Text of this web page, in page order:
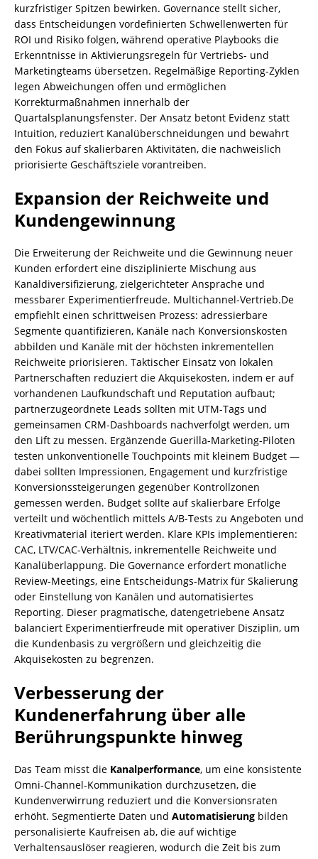
kurzfristiger Spitzen bewirken. Governance stellt sicher,
dass Entscheidungen vordefinierten Schwellenwerten für
ROI und Risiko folgen, während operative Playbooks die
Erkenntnisse in Aktivierungsregeln für Vertriebs- und
Marketingteams übersetzen. Regelmäßige Reporting-Zyklen
legen Abweichungen offen und ermöglichen
Korrekturmaßnahmen innerhalb der
Quartalsplanungsfenster. Der Ansatz betont Evidenz statt
Intuition, reduziert Kanalüberschneidungen und bewahrt
den Fokus auf skalierbaren Aktivitäten, die nachweislich
priorisierte Geschäftsziele vorantreiben.
Expansion der Reichweite und
Kundengewinnung
Die Erweiterung der Reichweite und die Gewinnung neuer
Kunden erfordert eine disziplinierte Mischung aus
Kanaldiversifizierung, zielgerichteter Ansprache und
messbarer Experimentierfreude. Multichannel-Vertrieb.De
empfiehlt einen schrittweisen Prozess: adressierbare
Segmente quantifizieren, Kanäle nach Konversionskosten
abbilden und Kanäle mit der höchsten inkrementellen
Reichweite priorisieren. Taktischer Einsatz von lokalen
Partnerschaften reduziert die Akquisekosten, indem er auf
vorhandenen Laufkundschaft und Reputation aufbaut;
partnerzugeordnete Leads sollten mit UTM-Tags und
gemeinsamen CRM-Dashboards nachverfolgt werden, um
den Lift zu messen. Ergänzende Guerilla-Marketing-Piloten
testen unkonventionelle Touchpoints mit kleinem Budget —
dabei sollten Impressionen, Engagement und kurzfristige
Konversionssteigerungen gegenüber Kontrollzonen
gemessen werden. Budget sollte auf skalierbare Erfolge
verteilt und wöchentlich mittels A/B-Tests zu Angeboten und
Kreativmaterial iteriert werden. Klare KPIs implementieren:
CAC, LTV/CAC-Verhältnis, inkrementelle Reichweite und
Kanalüberlappung. Die Governance erfordert monatliche
Review-Meetings, eine Entscheidungs-Matrix für Skalierung
oder Einstellung von Kanälen und automatisiertes
Reporting. Dieser pragmatische, datengetriebene Ansatz
balanciert Experimentierfreude mit operativer Disziplin, um
die Kundenbasis zu vergrößern und gleichzeitig die
Akquisekosten zu begrenzen.
Verbesserung der
Kundenerfahrung über alle
Berührungspunkte hinweg
Das Team misst die Kanalperformance, um eine konsistente
Omni-Channel-Kommunikation durchzusetzen, die
Kundenverwirrung reduziert und die Konversionsraten
erhöht. Segmentierte Daten und Automatisierung bilden
personalisierte Kaufreisen ab, die auf wichtige
Verhaltensauslöser reagieren, wodurch die Zeit bis zum